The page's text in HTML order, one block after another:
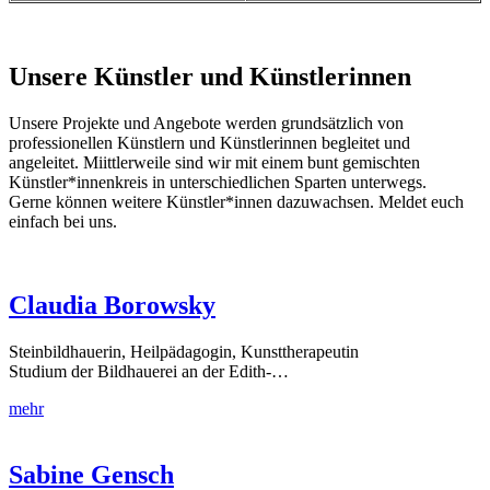
Unsere Künstler und Künstlerinnen
Unsere Projekte und Angebote werden grundsätzlich von
professionellen Künstlern und Künstlerinnen begleitet und
angeleitet. Miittlerweile sind wir mit einem bunt gemischten
Künstler*innenkreis in unterschiedlichen Sparten unterwegs.
Gerne können weitere Künstler*innen dazuwachsen. Meldet euch
einfach bei uns.
Claudia Borowsky
Steinbildhauerin, Heilpädagogin, Kunsttherapeutin
Studium der Bildhauerei an der Edith-…
mehr
Sabine Gensch